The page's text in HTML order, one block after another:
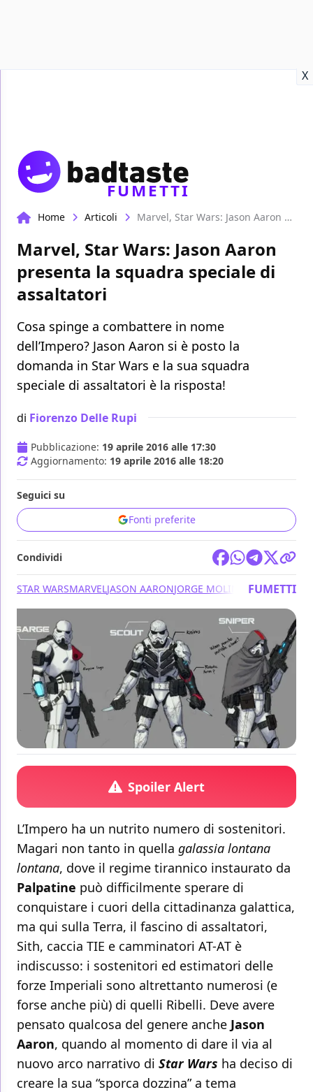
X
FUMETTI
Home Articoli Marvel, Star Wars: Jason Aaron presenta la squadra speciale di assaltatori
Marvel, Star Wars: Jason Aaron
presenta la squadra speciale di
assaltatori
Cosa spinge a combattere in nome
dell’Impero? Jason Aaron si è posto la
domanda in Star Wars e la sua squadra
speciale di assaltatori è la risposta!
di Fiorenzo Delle Rupi
Pubblicazione: 19 aprile 2016 alle 17:30
Aggiornamento: 19 aprile 2016 alle 18:20
Seguici su
Fonti preferite
Condividi
STAR WARSMARVELJASON AARONJORGE MOLINA FUMETTI
Spoiler Alert
L’Impero ha un nutrito numero di sostenitori.
Magari non tanto in quella galassia lontana
lontana, dove il regime tirannico instaurato da
Palpatine può difficilmente sperare di
conquistare i cuori della cittadinanza galattica,
ma qui sulla Terra, il fascino di assaltatori,
Sith, caccia TIE e camminatori AT-AT è
indiscusso: i sostenitori ed estimatori delle
forze Imperiali sono altrettanto numerosi (e
forse anche più) di quelli Ribelli. Deve avere
pensato qualcosa del genere anche Jason
Aaron, quando al momento di dare il via al
nuovo arco narrativo di Star Wars ha deciso di
creare la sua “sporca dozzina” a tema